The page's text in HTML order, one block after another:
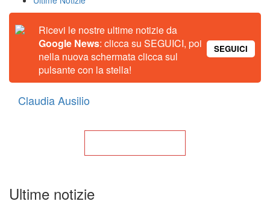
Ricevi le nostre ultime notizie da
Google News: clicca su SEGUICI, poi
nella nuova schermata clicca sul
pulsante con la stella!
SEGUICI
Claudia Ausilio
Ultime notizie